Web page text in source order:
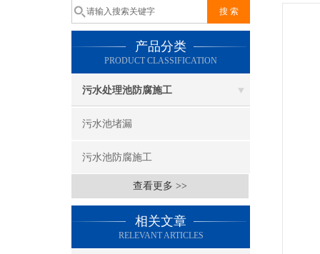
产品分类
PRODUCT CLASSIFICATION
污水处理池防腐施工
污水池堵漏
污水池防腐施工
查看更多 >>
相关文章
RELEVANT ARTICLES